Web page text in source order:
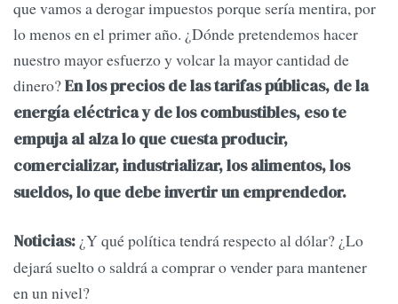
que vamos a derogar impuestos porque sería mentira, por
lo menos en el primer año. ¿Dónde pretendemos hacer
nuestro mayor esfuerzo y volcar la mayor cantidad de
dinero?En los precios de las tarifas públicas, de la
energía eléctrica y de los combustibles, eso te
empuja al alza lo que cuesta producir,
comercializar, industrializar, los alimentos, los
sueldos, lo que debe invertir un emprendedor.
Noticias: ¿Y qué política tendrá respecto al dólar? ¿Lo
dejará suelto o saldrá a comprar o vender para mantener
en un nivel?